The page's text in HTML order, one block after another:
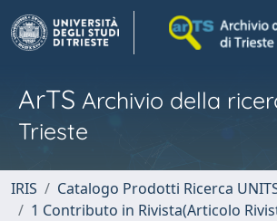
ArTS Archivio della
Trieste
IRIS
Catalogo Prodotti Ricerca
1 Contributo in Rivista(Articolo